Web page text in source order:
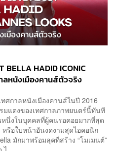
BELLA HADID ICONIC
ลหนังเมืองคานส์ตัวจริง
ศกาลหนังเมืองคานส์ในปี 2016
มแดงของเทศกาลภาพยนตร์นี้ทันที
หนึ่งในบุคคลที่ผู้คนรอคอยมากที่สุด
หรือใบหน้าอันงดงามสุดไอคอนิก
มักมาพร้อมลุคที่สร้าง “โมเมนต์”